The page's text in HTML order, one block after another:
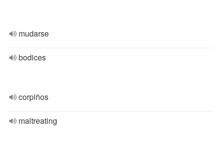
mudarse
bodices
corpiños
maltreating